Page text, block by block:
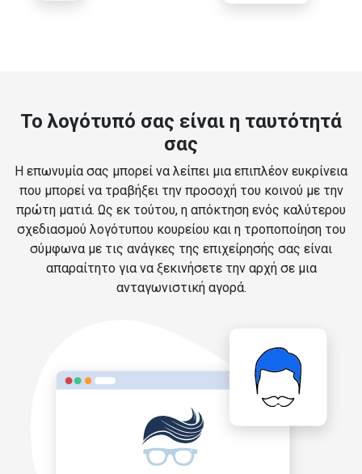
Το λογότυπό σας είναι η ταυτότητά
σας
Η επωνυμία σας μπορεί να λείπει μια επιπλέον ευκρίνεια
που μπορεί να τραβήξει την προσοχή του κοινού με την
πρώτη ματιά. Ως εκ τούτου, η απόκτηση ενός καλύτερου
σχεδιασμού λογότυπου κουρείου και η τροποποίηση του
σύμφωνα με τις ανάγκες της επιχείρησής σας είναι
απαραίτητο για να ξεκινήσετε την αρχή σε μια
ανταγωνιστική αγορά.